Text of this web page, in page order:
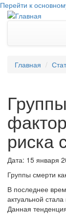
Перейти к
Главная
риска
Дата: 15 января
Группы смерти
В последнее
актуальной
Данная